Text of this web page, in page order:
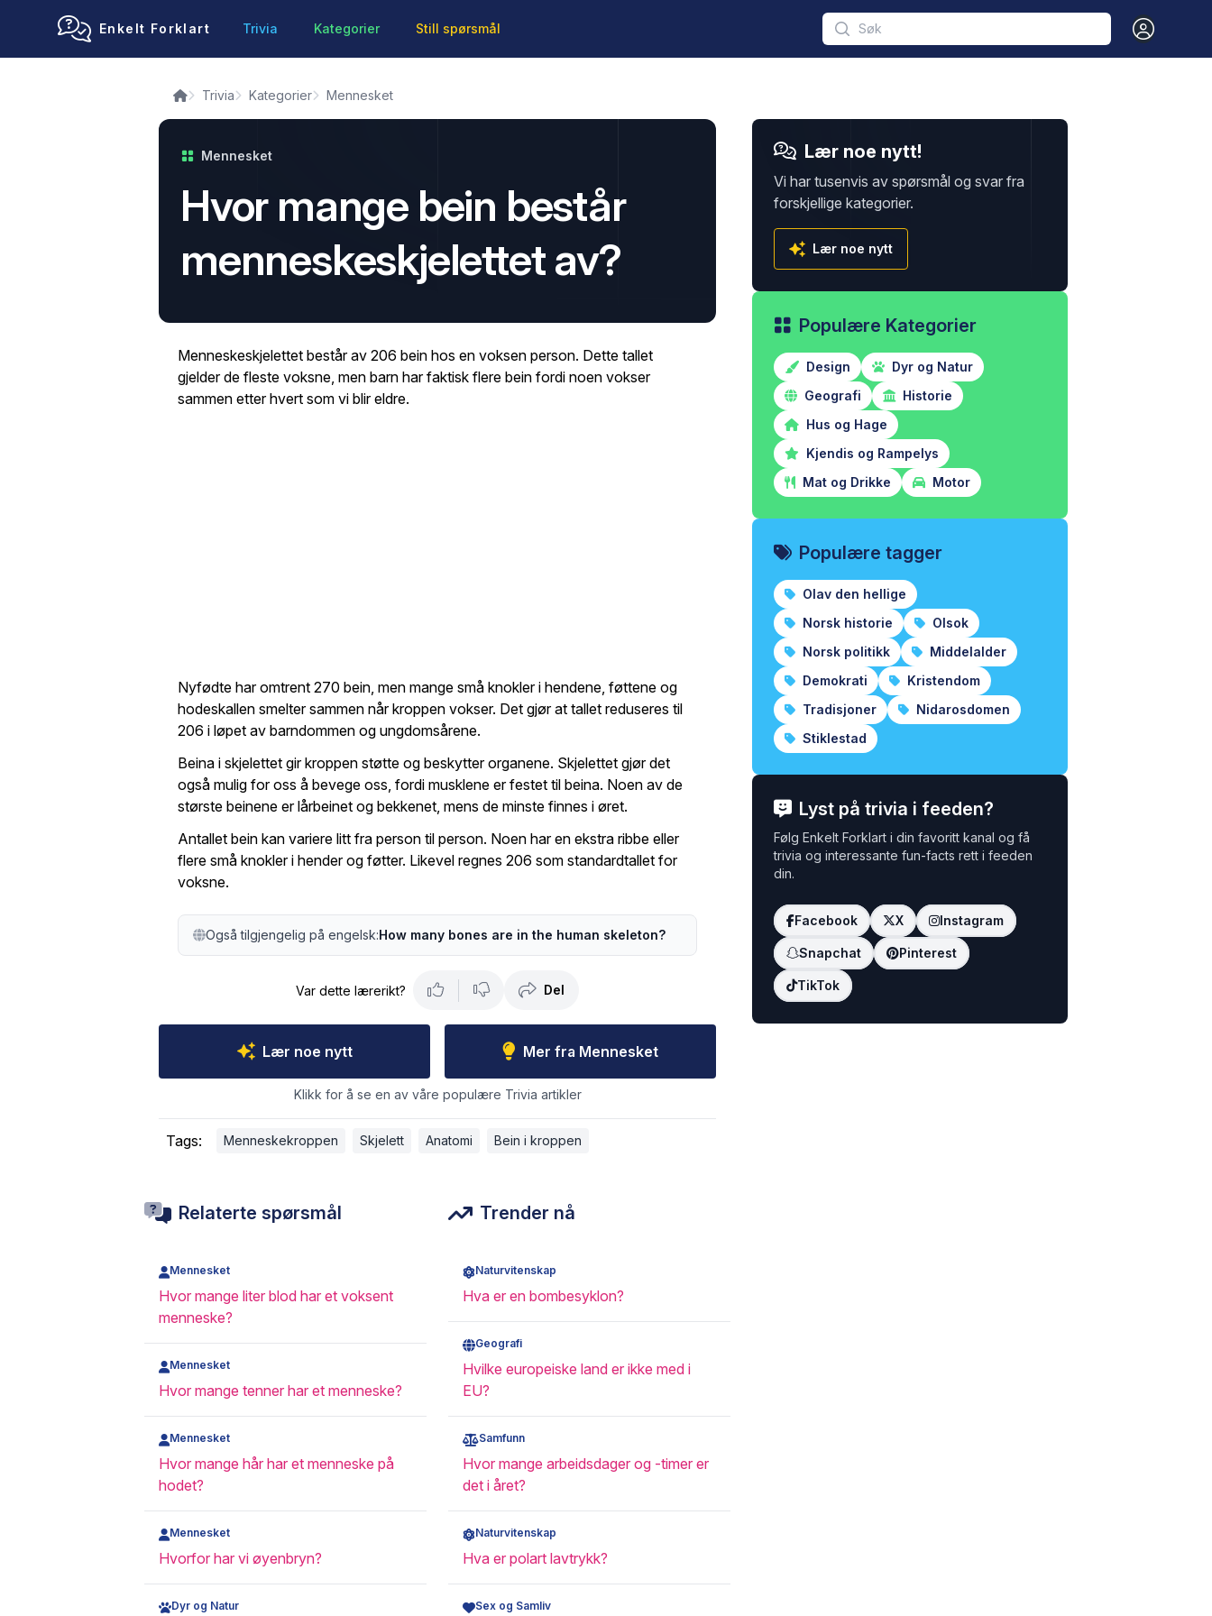
Enkelt Forklart Trivia Kategorier Still spørsmål Open user
Trivia Kategorier Mennesket
Mennesket
Hvor mange bein består
menneskeskjelettet av?
Menneskeskjelettet består av 206 bein hos en voksen person. Dette tallet
gjelder de fleste voksne, men barn har faktisk flere bein fordi noen vokser
sammen etter hvert som vi blir eldre.
Nyfødte har omtrent 270 bein, men mange små knokler i hendene, føttene og
hodeskallen smelter sammen når kroppen vokser. Det gjør at tallet reduseres til
206 i løpet av barndommen og ungdomsårene.
Beina i skjelettet gir kroppen støtte og beskytter organene. Skjelettet gjør det
også mulig for oss å bevege oss, fordi musklene er festet til beina. Noen av de
største beinene er lårbeinet og bekkenet, mens de minste finnes i øret.
Antallet bein kan variere litt fra person til person. Noen har en ekstra ribbe eller
flere små knokler i hender og føtter. Likevel regnes 206 som standardtallet for
voksne.
Også tilgjengelig på engelsk:How many bones are in the human skeleton?
Var dette lærerikt? Del
Lær noe nytt Mer fra Mennesket
Klikk for å se en av våre populære Trivia artikler
Tags: Menneskekroppen Skjelett Anatomi Bein i kroppen
Relaterte spørsmål
Mennesket
Hvor mange liter blod har et voksent
menneske?
Mennesket
Hvor mange tenner har et menneske?
Mennesket
Hvor mange hår har et menneske på
hodet?
Mennesket
Hvorfor har vi øyenbryn?
Dyr og Natur
Trender nå
Naturvitenskap
Hva er en bombesyklon?
Geografi
Hvilke europeiske land er ikke med i
EU?
Samfunn
Hvor mange arbeidsdager og -timer er
det i året?
Naturvitenskap
Hva er polart lavtrykk?
Sex og Samliv
Lær noe nytt!
Vi har tusenvis av spørsmål og svar fra
forskjellige kategorier.
Lær noe nytt
Populære Kategorier
Design
Dyr og Natur
Geografi
Historie
Hus og Hage
Kjendis og Rampelys
Mat og Drikke
Motor
Populære tagger
Olav den hellige
Norsk historie
Olsok
Norsk politikk
Middelalder
Demokrati
Kristendom
Tradisjoner
Nidarosdomen
Stiklestad
Lyst på trivia i feeden?
Følg Enkelt Forklart i din favoritt kanal og få
trivia og interessante fun-facts rett i feeden
din.
Facebook X Instagram
Snapchat Pinterest
TikTok